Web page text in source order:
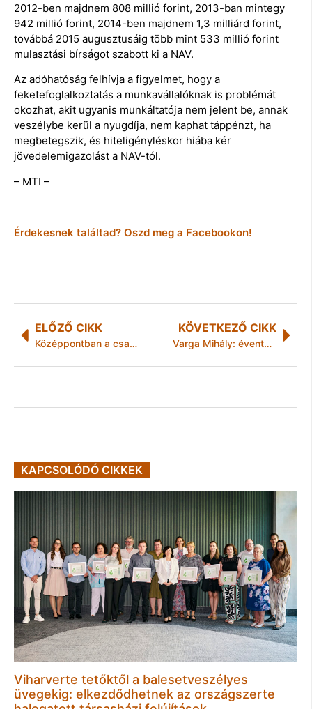
2012-ben majdnem 808 millió forint, 2013-ban mintegy
942 millió forint, 2014-ben majdnem 1,3 milliárd forint,
továbbá 2015 augusztusáig több mint 533 millió forint
mulasztási bírságot szabott ki a NAV.
Az adóhatóság felhívja a figyelmet, hogy a
feketefoglalkoztatás a munkavállalóknak is problémát
okozhat, akit ugyanis munkáltatója nem jelent be, annak
veszélybe kerül a nyugdíja, nem kaphat táppénzt, ha
megbetegszik, és hiteligényléskor hiába kér
jövedelemigazolást a NAV-tól.
– MTI –
Érdekesnek találtad? Oszd meg a Facebookon!
ELŐZŐ CIKK
Középpontban a család
KÖVETKEZŐ CIKK
Varga Mihály: évente akár 2,7 milliárd forintot hagyhat az embereknél a felvonókra vonatkozó új szabályozás
KAPCSOLÓDÓ CIKKEK
Viharverte tetőktől a balesetveszélyes
üvegekig: elkezdődhetnek az országszerte